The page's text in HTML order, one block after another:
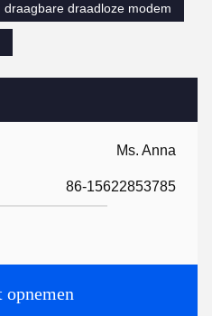
Ms. Anna
86-15622853785
opnemen
draagbare draadloze modem